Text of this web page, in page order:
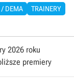
/ DEMA
TRAINERY
2026 roku
premiery